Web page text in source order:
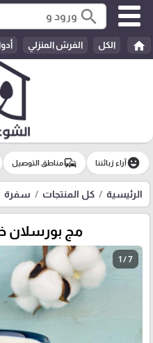
search
home الكل الفرش المنزلي
emoji_emotionsآراء زبائننا commuteمناطق التوصيل
الرئيسية كل المنتجات سفرة
مج
1 / 7